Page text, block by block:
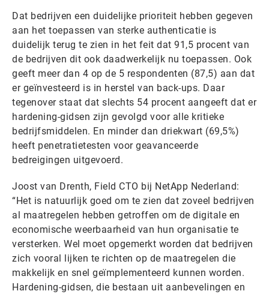
Dat bedrijven een duidelijke prioriteit hebben gegeven
aan het toepassen van sterke authenticatie is
duidelijk terug te zien in het feit dat 91,5 procent van
de bedrijven dit ook daadwerkelijk nu toepassen. Ook
geeft meer dan 4 op de 5 respondenten (87,5) aan dat
er geïnvesteerd is in herstel van back-ups. Daar
tegenover staat dat slechts 54 procent aangeeft dat er
hardening-gidsen zijn gevolgd voor alle kritieke
bedrijfsmiddelen. En minder dan driekwart (69,5%)
heeft penetratietesten voor geavanceerde
bedreigingen uitgevoerd.
Joost van Drenth, Field CTO bij NetApp Nederland:
“Het is natuurlijk goed om te zien dat zoveel bedrijven
al maatregelen hebben getroffen om de digitale en
economische weerbaarheid van hun organisatie te
versterken. Wel moet opgemerkt worden dat bedrijven
zich vooral lijken te richten op de maatregelen die
makkelijk en snel geïmplementeerd kunnen worden.
Hardening-gidsen, die bestaan uit aanbevelingen en